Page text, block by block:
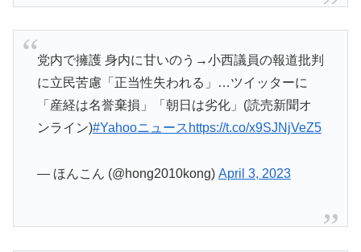
党内で擁護 身内に甘いのう→小西議員の報道批判
に立民苦慮「正当性失われる」…ツイッターに
「産経は名誉棄損」「朝日は劣化」(読売新聞オ
ンライン)#Yahooニュース https://t.co/x9SJNjVeZ5
— ほんこん (@hong2010kong) April 3, 2023